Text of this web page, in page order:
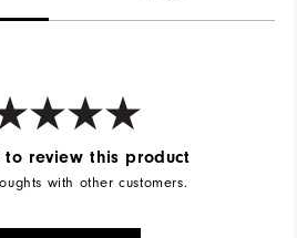
to review this product
with other customers.